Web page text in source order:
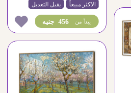
الاكثر مبيعاً يقبل التعديل
456 جنيه يبدأ من